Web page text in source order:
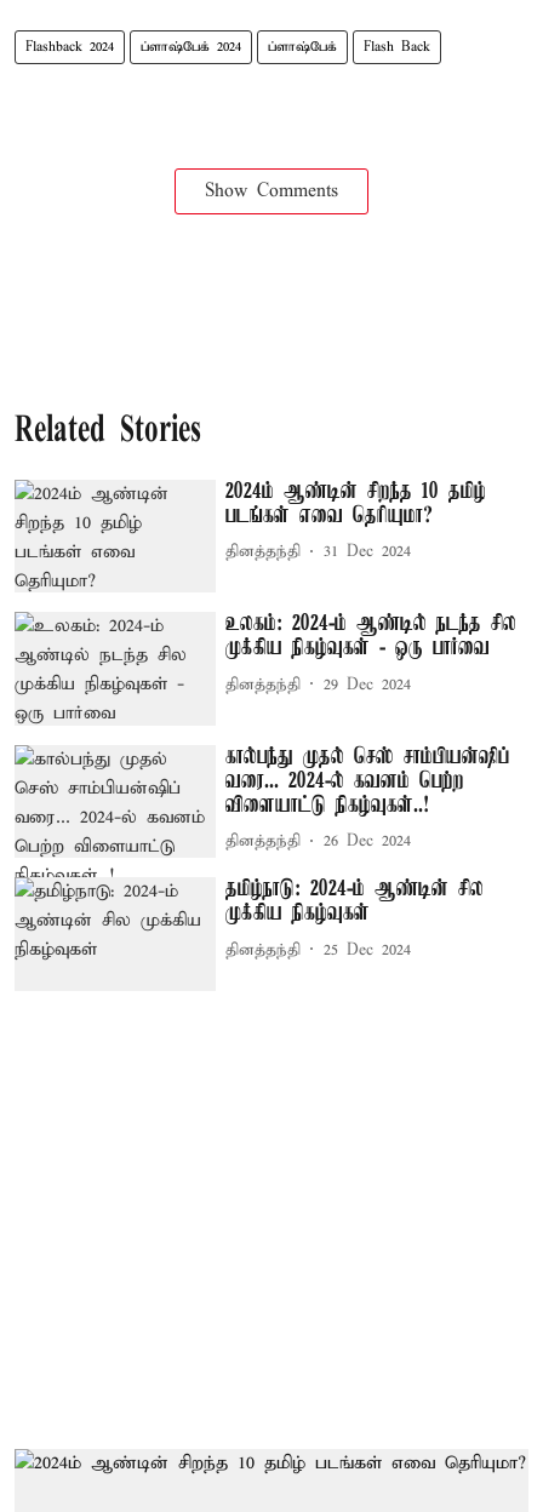
Flashback 2024 ப்ளாஷ்பேக் 2024 ப்ளாஷ்பேக் Flash Back
Show Comments
Related Stories
2024ம் ஆண்டின் சிறந்த 10 தமிழ்
படங்கள் எவை தெரியுமா?
தினத்தந்தி 31 Dec 2024
உலகம்: 2024-ம் ஆண்டில் நடந்த சில
முக்கிய நிகழ்வுகள் - ஒரு பார்வை
தினத்தந்தி 29 Dec 2024
கால்பந்து முதல் செஸ் சாம்பியன்ஷிப்
வரை... 2024-ல் கவனம் பெற்ற
விளையாட்டு நிகழ்வுகள்..!
தினத்தந்தி 26 Dec 2024
தமிழ்நாடு: 2024-ம் ஆண்டின் சில
முக்கிய நிகழ்வுகள்
தினத்தந்தி 25 Dec 2024